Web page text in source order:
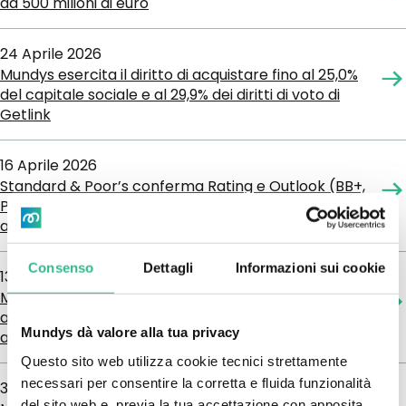
Consenso Dettagli Informazioni sui cookie
Mundys dà valore alla tua privacy
Questo sito web utilizza cookie tecnici strettamente
necessari per consentire la corretta e fluida funzionalità
24 Aprile 2026
Mundys esercita il diritto di acquistare fino al 25,0%
del capitale sociale e al 29,9% dei diritti di voto di
Getlink
16 Aprile 2026
Standard & Poor’s conferma Rating e Outlook (BB+,
Positivo) di Mundys: risultati 2025 in linea con le
aspettative e la strategia di crescita
13 Aprile 2026
Mundys ottiene l’autorizzazione regolamentare per
aumentare la propria partecipazione in Getlink fino
al 25% del capitale e al 29,9% dei diritti di voto
31 Marzo 2026